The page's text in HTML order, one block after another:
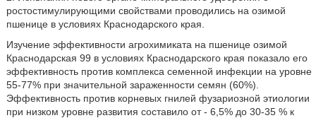
ростостимулирующими свойствами проводились на озимой
пшенице в условиях Краснодарского края.
Изучение эффективности агрохимиката на пшенице озимой
Краснодарская 99 в условиях Краснодарского края показало его
эффективность против комплекса семенной инфекции на уровне
55-77% при значительной зараженности семян (60%).
Эффективность против корневых гнилей фузариозной этиологии
при низком уровне развития составило от - 6,5% до 30-35 % к